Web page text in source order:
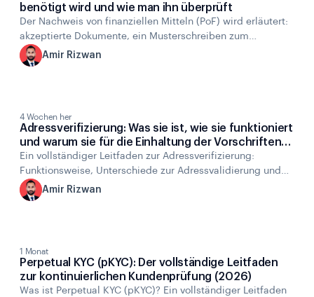
benötigt wird und wie man ihn überprüft
Der Nachweis von finanziellen Mitteln (PoF) wird erläutert:
akzeptierte Dokumente, ein Musterschreiben zum
Nachweis finanzieller Mittel, PoF im Vergleich zur Herkunft
der Mittel und wie Unternehmen die Mittel im Rahmen von
A Amir Rizwan
4 Wochen her
Adressverifizierung: Was sie ist, wie sie funktioniert
und warum sie für die Einhaltung der Vorschriften
wichtig ist
Ein vollständiger Leitfaden zur Adressverifizierung:
Funktionsweise, Unterschiede zur Adressvalidierung und
AVS, Rolle bei KYC/AML, häufige Betrugsrisiken und
Implementierung in Unternehmen.
A Amir Rizwan
1 Monat
Perpetual KYC (pKYC): Der vollständige Leitfaden
zur kontinuierlichen Kundenprüfung (2026)
Was ist Perpetual KYC (pKYC)? Ein vollständiger Leitfaden